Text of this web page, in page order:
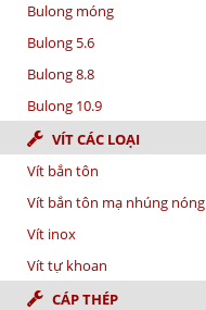
Bulong móng
Bulong 5.6
Bulong 8.8
Bulong 10.9
VÍT CÁC LOẠI
Vít bắn tôn
Vít bắn tôn mạ nhúng nóng
Vít inox
Vít tự khoan
CÁP THÉP